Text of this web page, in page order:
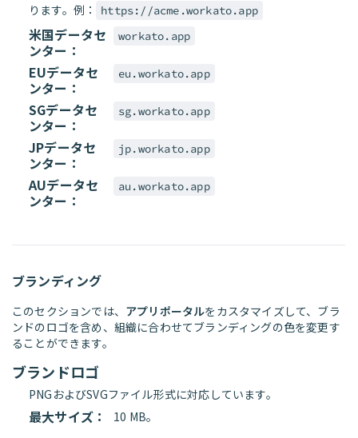
ります。例：
https://acme.workato.app
米国データセ
ンター：
workato.app
EUデータセ
ンター：
eu.workato.app
SGデータセ
ンター：
sg.workato.app
JPデータセ
ンター：
jp.workato.app
AUデータセ
ンター：
au.workato.app
ブランディング
このセクションでは、 アプリポータルをカスタマイズして、ブラ
ンドのロゴを含め、組織に合わせてブランディングの色を変更す
ることができます。
ブランドロゴ
PNGおよびSVGファイル形式に対応しています。
最大サイズ： 10 MB。